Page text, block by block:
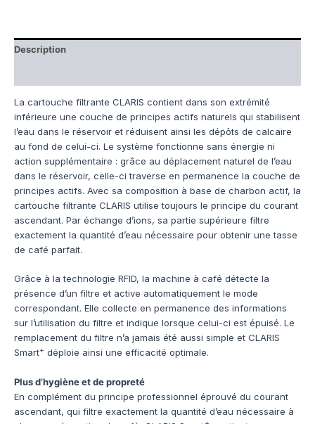
Description
La cartouche filtrante CLARIS contient dans son extrémité
inférieure une couche de principes actifs naturels qui stabilisent
l’eau dans le réservoir et réduisent ainsi les dépôts de calcaire
au fond de celui-ci. Le système fonctionne sans énergie ni
action supplémentaire : grâce au déplacement naturel de l’eau
dans le réservoir, celle-ci traverse en permanence la couche de
principes actifs. Avec sa composition à base de charbon actif, la
cartouche filtrante CLARIS utilise toujours le principe du courant
ascendant. Par échange d’ions, sa partie supérieure filtre
exactement la quantité d’eau nécessaire pour obtenir une tasse
de café parfait.
Grâce à la technologie RFID, la machine à café détecte la
présence d’un filtre et active automatiquement le mode
correspondant. Elle collecte en permanence des informations
sur l’utilisation du filtre et indique lorsque celui-ci est épuisé. Le
remplacement du filtre n’a jamais été aussi simple et CLARIS
Smart+ déploie ainsi une efficacité optimale.
Plus d’hygiène et de propreté
En complément du principe professionnel éprouvé du courant
ascendant, qui filtre exactement la quantité d’eau nécessaire à